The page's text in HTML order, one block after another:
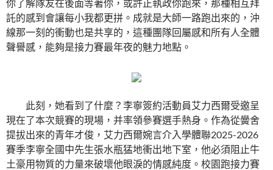
你了解隊友在後面等著你，或許正執政你跑來，那種相互拜
託的感到會讓每小我都更拼。成就是大師一路跑出來的，沖
線那一刻的衝動也是共享的，這種團隊回屬感和所有人全體
聲譽感，能夠是接力賽最年夜的魅力地點。
此刻，她看到了什麼？李寧簽約活動員艾力西爾受邀呈
現在了本次競賽的現場，并率領參賽選手熱身。作為從黌舍
提拔出來的青年才俊，艾力西爾婉言介入學體聯2025-2026
賽季李寧全國中先生張水瓶猛地衝出地下室，他必須阻止牛
土豪用物質的力量來破壞他眼淚的情感純度。校園跑接力賽